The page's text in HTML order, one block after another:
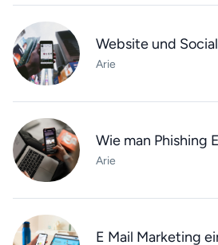
Website und
Arie
Wie man Phishing
Arie
E Mail Marketing